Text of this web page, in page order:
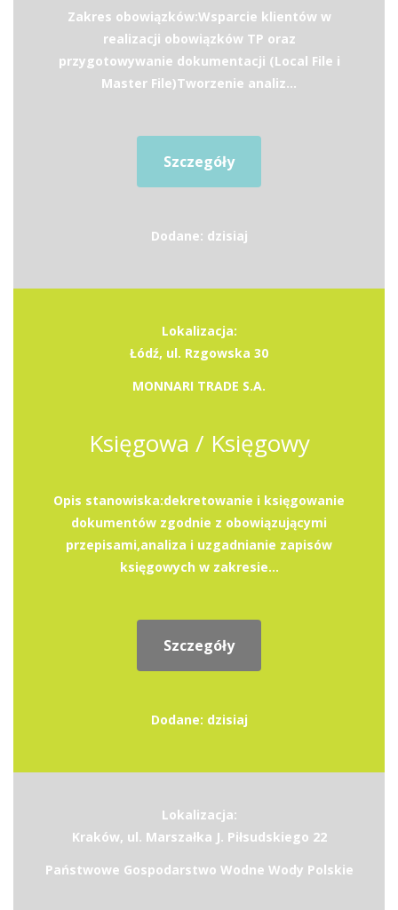
Zakres obowiązków:Wsparcie klientów w
realizacji obowiązków TP oraz
przygotowywanie dokumentacji (Local File i
Master File)Tworzenie analiz...
Szczegóły
Dodane: dzisiaj
Lokalizacja:
Łódź, ul. Rzgowska 30
MONNARI TRADE S.A.
Księgowa / Księgowy
Opis stanowiska:dekretowanie i księgowanie
dokumentów zgodnie z obowiązującymi
przepisami,analiza i uzgadnianie zapisów
księgowych w zakresie...
Szczegóły
Dodane: dzisiaj
Lokalizacja:
Kraków, ul. Marszałka J. Piłsudskiego 22
Państwowe Gospodarstwo Wodne Wody Polskie